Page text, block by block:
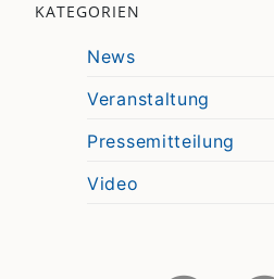
KATEGORIEN
News
Veranstaltung
Pressemitteilung
Video